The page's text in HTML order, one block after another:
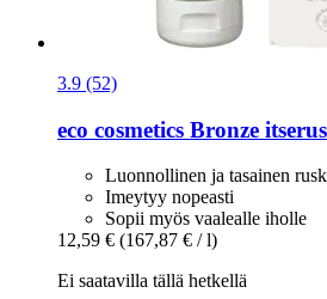
3.9 (52)
eco cosmetics Bronze
Luonnollinen ja tasainen
Imeytyy nopeasti
Sopii myös vaalealle iholle
12,59 € (167,87 € / l)
Ei saatavilla tällä hetkellä